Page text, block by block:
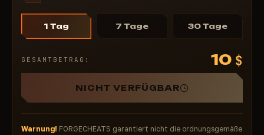
1 Tag 7 Tage 30 Tage
GESAMTBETRAG: 10 $
NICHT VERFÜGBAR
Warnung! FORGECHEATS garantiert nicht die ordnungsgemäße